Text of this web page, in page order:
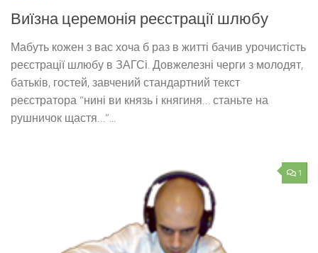
Виїзна церемонія реєстрації шлюбу
Мабуть кожен з вас хоча б раз в житті бачив урочистість
реєстрації шлюбу в ЗАГСі. Довжелезні черги з молодят,
батьків, гостей, завчений стандартний текст
реєстратора “нині ви князь і княгиня… станьте на
рушничок щастя…”...
1